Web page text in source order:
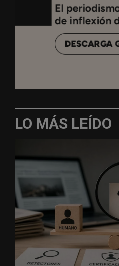
LO MÁS LEÍDO